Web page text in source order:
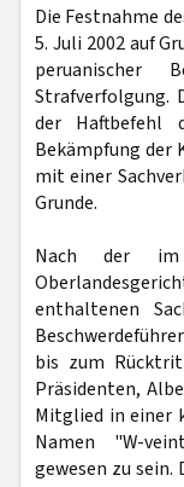
Die Festnahme
5. Juli 2002 auf
peruanischer
Strafverfolgung.
der Haftbefehl
Bekämpfung der
mit einer
Grunde.
Nach der im
enthaltenen
bis zum
Präsidenten,
Mitglied in einer
Namen "W-
gewesen zu sein.